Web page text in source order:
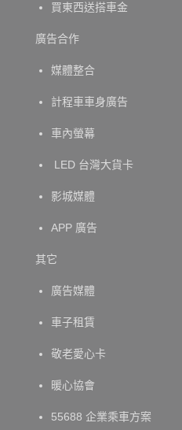
買東西送搭車金
廣告合作
媒體整合
計程車車身廣告
車內螢幕
LED 台灣大貨卡
影城媒體
APP 廣告
其它
廣告媒體
車子租賃
敬老愛心卡
暖心協會
55688 企業乘車方案